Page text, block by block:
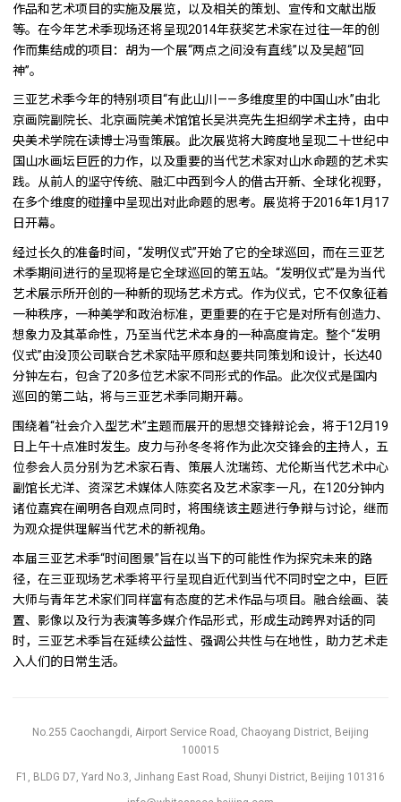
作品和艺术项目的实施及展览，以及相关的策划、宣传和文献出版
等。在今年艺术季现场还将呈现2014年获奖艺术家在过往一年的创
作而集结成的项目：胡为一个展“两点之间没有直线”以及吴超“回
神”。
三亚艺术季今年的特别项目“有此山川——多维度里的中国山水”由北
京画院副院长、北京画院美术馆馆长吴洪亮先生担纲学术主持，由中
央美术学院在读博士冯雪策展。此次展览将大跨度地呈现二十世纪中
国山水画坛巨匠的力作，以及重要的当代艺术家对山水命题的艺术实
践。从前人的坚守传统、融汇中西到今人的借古开新、全球化视野，
在多个维度的碰撞中呈现出对此命题的思考。展览将于2016年1月17
日开幕。
经过长久的准备时间，“发明仪式”开始了它的全球巡回，而在三亚艺
术季期间进行的呈现将是它全球巡回的第五站。“发明仪式”是为当代
艺术展示所开创的一种新的现场艺术方式。作为仪式，它不仅象征着
一种秩序，一种美学和政治标准，更重要的在于它是对所有创造力、
想象力及其革命性，乃至当代艺术本身的一种高度肯定。整个“发明
仪式”由没顶公司联合艺术家陆平原和赵要共同策划和设计，长达40
分钟左右，包含了20多位艺术家不同形式的作品。此次仪式是国内
巡回的第二站，将与三亚艺术季同期开幕。
围绕着“社会介入型艺术”主题而展开的思想交锋辩论会，将于12月19
日上午十点准时发生。皮力与孙冬冬将作为此次交锋会的主持人，五
位参会人员分别为艺术家石青、策展人沈瑞筠、尤伦斯当代艺术中心
副馆长尤洋、资深艺术媒体人陈奕名及艺术家李一凡，在120分钟内
诸位嘉宾在阐明各自观点同时，将围绕该主题进行争辩与讨论，继而
为观众提供理解当代艺术的新视角。
本届三亚艺术季“时间图景”旨在以当下的可能性作为探究未来的路
径，在三亚现场艺术季将平行呈现自近代到当代不同时空之中，巨匠
大师与青年艺术家们同样富有态度的艺术作品与项目。融合绘画、装
置、影像以及行为表演等多媒介作品形式，形成生动跨界对话的同
时，三亚艺术季旨在延续公益性、强调公共性与在地性，助力艺术走
入人们的日常生活。
No.255 Caochangdi, Airport Service Road, Chaoyang District, Beijing
100015
F1, BLDG D7, Yard No.3, Jinhang East Road, Shunyi District, Beijing 101316